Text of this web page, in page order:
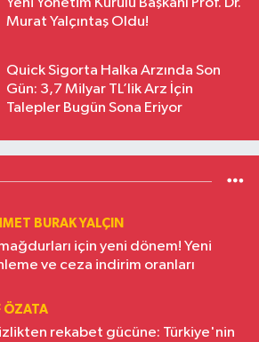
Murat Yalçıntaş Oldu!
Quick Sigorta Halka Arzında Son
Gün: 3,7 Milyar TL’lik Arz İçin
Talepler Bugün Sona Eriyor
BURAK YALÇIN
mağdurları için yeni dönem! Yeni
ve ceza indirim oranları
ÖZATA
rekabet gücüne: Türkiye'nin